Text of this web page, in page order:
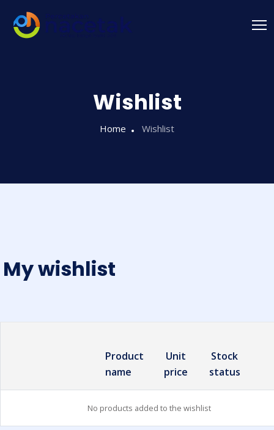
Wishlist
Home Wishlist
My wishlist
Product
name
Unit
price
Stock
status
No products added to the wishlist